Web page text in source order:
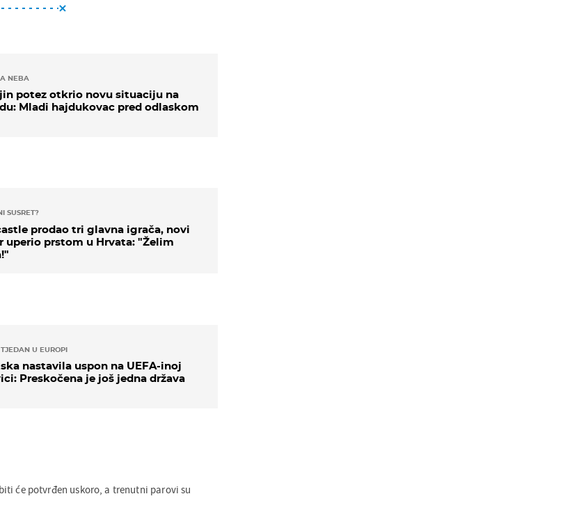
NEBA
potez otkrio novu situaciju na
Mladi hajdukovac pred odlaskom
SUSRET?
prodao tri glavna igrača, novi
uperio prstom u Hrvata: "Želim
U EUROPI
nastavila uspon na UEFA-inoj
Preskočena je još jedna država
će potvrđen uskoro, a trenutni parovi su